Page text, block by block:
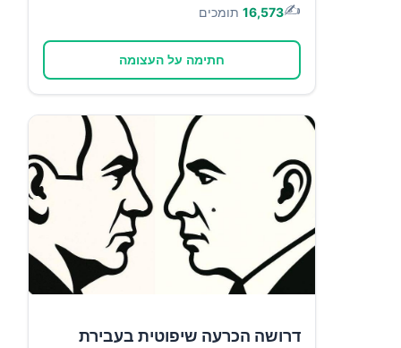
✍️
16,573 תומכים
חתימה על העצומה
דרושה הכרעה שיפוטית בעבירת